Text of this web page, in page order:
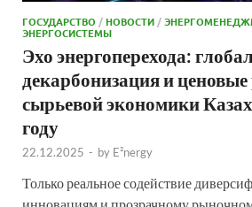
ГОСУДАРСТВО /НОВОСТИ /
ЭНЕРГОСИСТЕМЫ
Эхо энергоперехода:
декарбонизация и
сырьевой экономики
году
22.12.2025 - by E²nergy
Только реальное содействие